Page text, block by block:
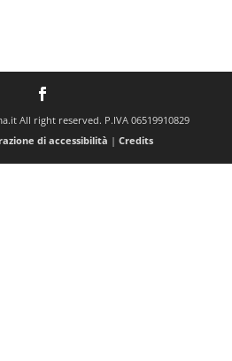
All right reserved. P.IVA 06519910829
di accessibilità | Credits